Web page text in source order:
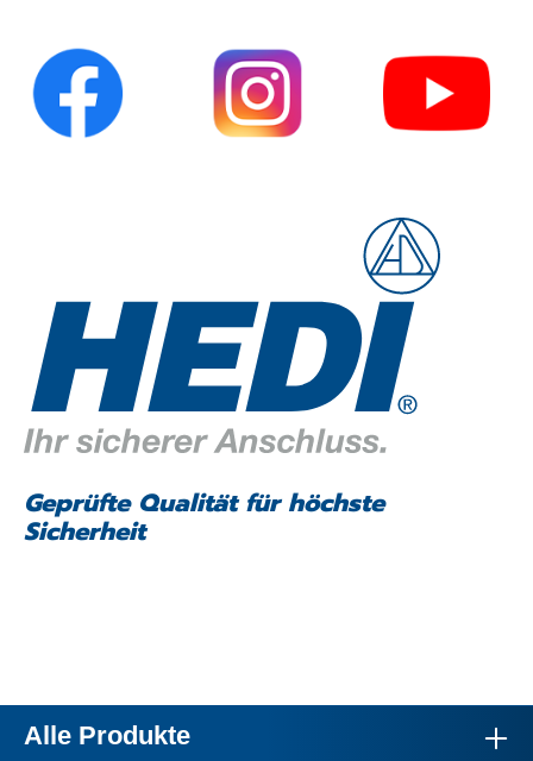
Geprüfte Qualität für höchste
Sicherheit
Alle Produkte